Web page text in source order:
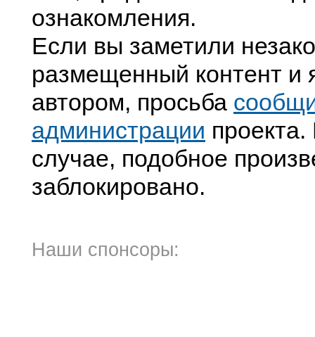
ознакомления.
Если вы заметили
размещенный контент и
автором, просьба
администрации
случае, подобное
заблокировано.
Наши спонсоры: